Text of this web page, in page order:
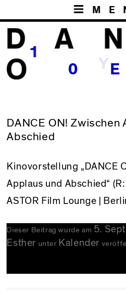
1
0 Y E
DANCE ON! Zwischen
Abschied
Kinovorstellung „DANCE
Applaus und Abschied“
ASTOR Film Lounge |
Dieser Beitrag wurde am 5.
Esther unter Kalender